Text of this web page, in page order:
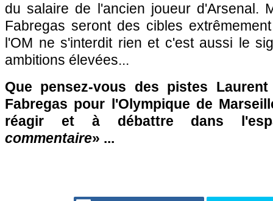
du salaire de l'ancien joueur d'Arsenal.
Fabregas seront des cibles
l'OM ne s'interdit rien et c'est aussi le
ambitions élevées...
Que pensez-vous des pistes
Fabregas pour l'Olympique de
réagir et à débattre dans
commentaire» ...